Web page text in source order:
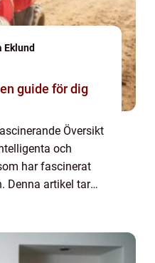
Eklund
Översikt
och
har fascinerat
Denna artikel tar